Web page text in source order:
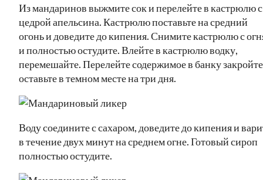
Из мандаринов выжмите сок и перелейте в кастрюлю с
цедрой апельсина. Кастрюлю поставьте на средний
огонь и доведите до кипения. Снимите кастрюлю с
и полностью остудите. Влейте в кастрюлю водку,
перемешайте. Перелейте содержимое в банку
оставьте в темном месте на три дня.
Воду соедините с сахаром, доведите до кипения и
в течение двух минут на среднем огне. Готовый сироп
полностью остудите.